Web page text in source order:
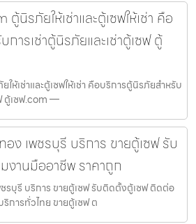
นิรภัยให้เช่าและตู้เซฟให้เช่า คือ
ารเช่าตู้นิรภัยและเช่าตู้เซฟ ตู้
ห้เช่าและตู้เซฟให้เช่า คือบริการตู้นิรภัยสำหรับ
ตู้เซฟ.com —
อง เพชรบุรี บริการ ขายตู้เซฟ รับ
านมืออาชีพ ราคาถูก
รบุรี บริการ ขายตู้เซฟ รับติดตั้งตู้เซฟ ติดต่อ
การทั่วไทย ขายตู้เซฟ ต